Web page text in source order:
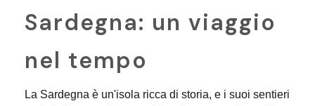
Sardegna: un viaggio
nel tempo
La Sardegna è un'isola ricca di storia, e i suoi sentieri